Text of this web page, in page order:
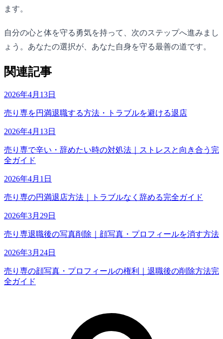
ます。
自分の心と体を守る勇気を持って、次のステップへ進みまし
ょう。あなたの選択が、あなた自身を守る最善の道です。
関連記事
2026年4月13日
売り専を円満退職する方法・トラブルを避ける退店
2026年4月13日
売り専で辛い・辞めたい時の対処法｜ストレスと向き合う完
全ガイド
2026年4月1日
売り専の円満退店方法｜トラブルなく辞める完全ガイド
2026年3月29日
売り専退職後の写真削除｜顔写真・プロフィールを消す方法
2026年3月24日
売り専の顔写真・プロフィールの権利｜退職後の削除方法完
全ガイド